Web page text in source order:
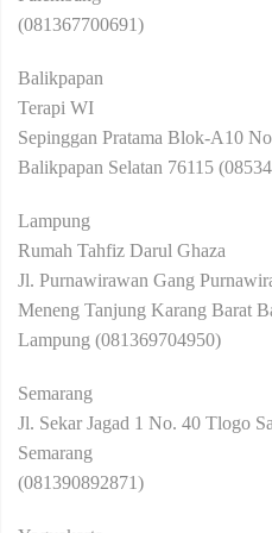
(081367700691)
Balikpapan
Terapi WI
Sepinggan Pratama Blok-A10
Balikpapan Selatan 76115
Lampung
Rumah Tahfiz Darul Ghaza
Jl. Purnawirawan Gang
Meneng Tanjung Karang Barat
Lampung (081369704950)
Semarang
Jl. Sekar Jagad 1 No. 40 Tlogo
Semarang
(081390892871)